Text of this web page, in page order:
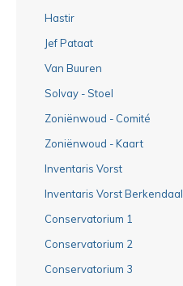
Hastir
Jef Pataat
Van Buuren
Solvay - Stoel
Zoniënwoud - Comité
Zoniënwoud - Kaart
Inventaris Vorst
Inventaris Vorst Berkendaal
Conservatorium 1
Conservatorium 2
Conservatorium 3